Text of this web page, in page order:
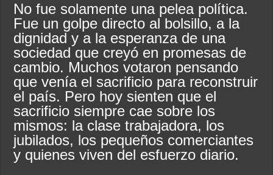
No fue solamente una pelea política.
Fue un golpe directo al bolsillo, a la
dignidad y a la esperanza de una
sociedad que creyó en promesas de
cambio. Muchos votaron pensando
que venía el sacrificio para reconstruir
el país. Pero hoy sienten que el
sacrificio siempre cae sobre los
mismos: la clase trabajadora, los
jubilados, los pequeños comerciantes
y quienes viven del esfuerzo diario.